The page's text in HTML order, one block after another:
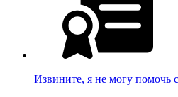
Извините, я не могу помочь